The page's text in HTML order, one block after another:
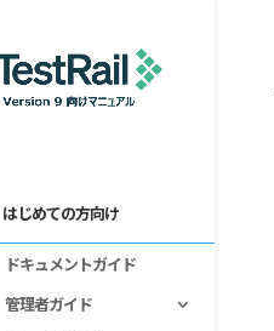
はじめての方向け
ドキュメントガイド
管理者ガイド